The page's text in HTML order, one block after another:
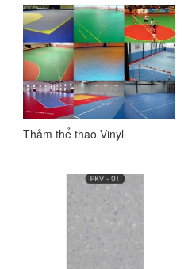
Thảm thể thao Vinyl